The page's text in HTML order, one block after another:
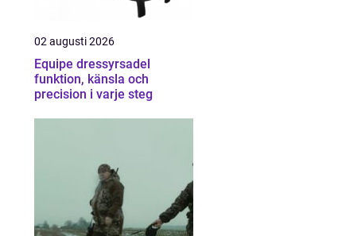
02 augusti 2026
Equipe dressyrsadel
funktion, känsla och
precision i varje steg